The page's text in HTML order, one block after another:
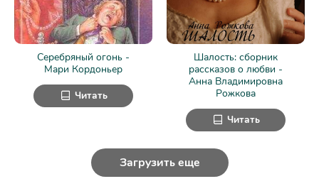
Серебряный огонь -
Мари Кордоньер
Читать
Шалость: сборник
рассказов о любви -
Анна Владимировна
Рожкова
Читать
Загрузить еще